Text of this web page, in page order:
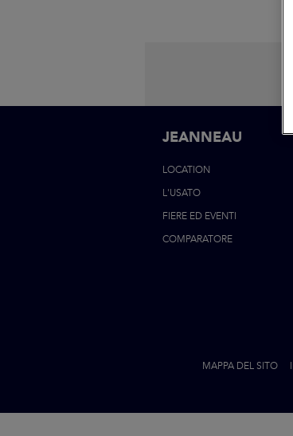
JEANNEAU
LOCATION
L'USATO
FIERE ED EVENTI
COMPARATORE
MAPPA DEL SITO